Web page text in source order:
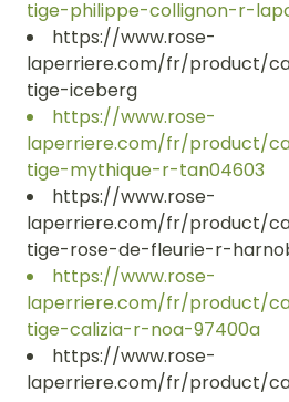
tige-philippe-collignon-r-
https://www.rose-
laperriere.com/fr/product/
tige-iceberg
https://www.rose-
laperriere.com/fr/product/
tige-mythique-r-tan04603
https://www.rose-
laperriere.com/fr/product/
tige-rose-de-fleurie-r-
https://www.rose-
laperriere.com/fr/product/
tige-calizia-r-noa-97400a
https://www.rose-
laperriere.com/fr/product/